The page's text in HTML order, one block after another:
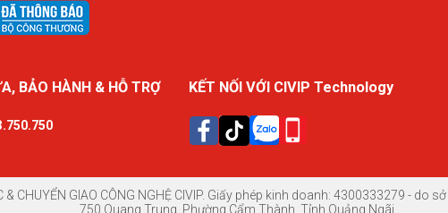
BẢO HÀNH & HỖ TRỢ KẾT NỐI VỚI CIVIP Technology
CHUYỂN GIAO CÔNG NGHỆ CIVIP. Giấy phép kinh doanh: 4300333279 -
750 Quang Trung, Phường Cẩm Thành, Tỉnh Quảng Ngãi.